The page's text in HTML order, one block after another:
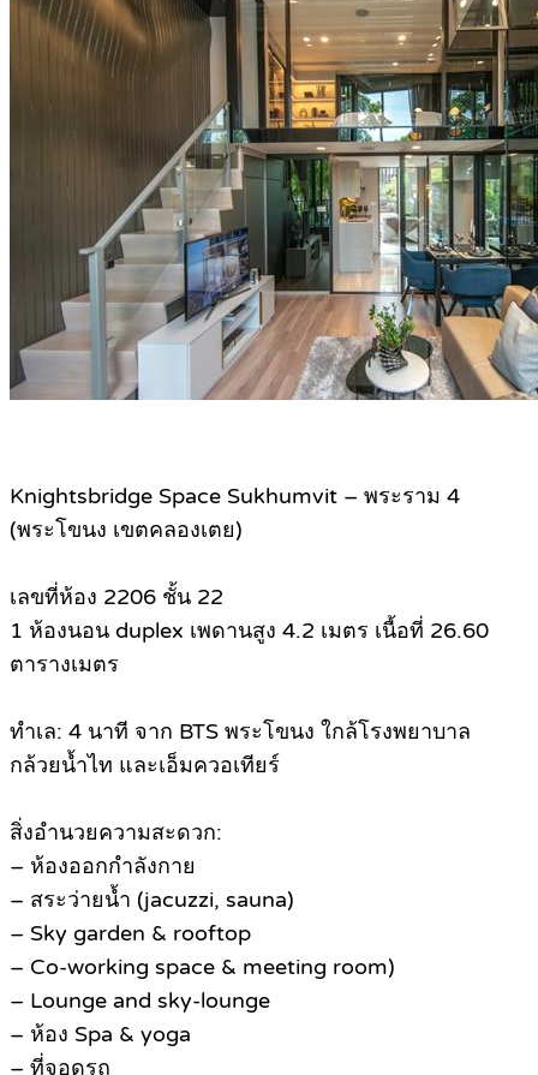
Knightsbridge Space Sukhumvit – พระราม 4
(พระโขนง เขตคลองเตย)
เลขที่ห้อง 2206 ชั้น 22
1 ห้องนอน duplex เพดานสูง 4.2 เมตร เนื้อที่ 26.60
ตารางเมตร
ทำเล: 4 นาที จาก BTS พระโขนง ใกล้โรงพยาบาล
กล้วยน้ำไท และเอ็มควอเทียร์
สิ่งอำนวยความสะดวก:
– ห้องออกกำลังกาย
– สระว่ายน้ำ (jacuzzi, sauna)
– Sky garden & rooftop
– Co-working space & meeting room)
– Lounge and sky-lounge
– ห้อง Spa & yoga
– ที่จอดรถ